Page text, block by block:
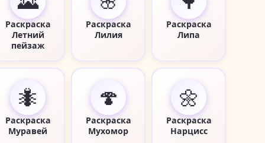
Раскраска
Летний
пейзаж
Раскраска
Лилия
Раскраска
Липа
🐜
Раскраска
Муравей
🍄
Раскраска
Мухомор
🌼
Раскраска
Нарцисс